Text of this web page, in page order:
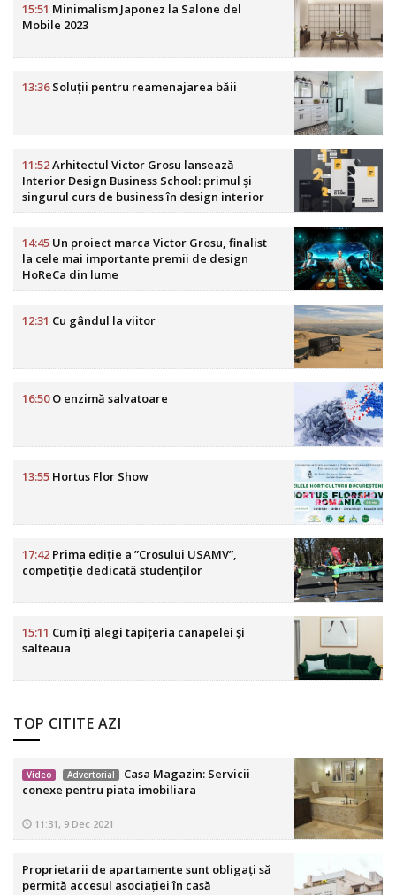
15:51 Minimalism Japonez la Salone del
Mobile 2023
13:36Soluții pentru reamenajarea băii
11:52Arhitectul Victor Grosu lansează
Interior Design Business School: primul și
singurul curs de business în design interior
din România
14:45 Un proiect marca Victor Grosu, finalist
la cele mai importante premii de design
HoReCa din lume
12:31 Cu gândul la viitor
16:50O enzimă salvatoare
13:55 Hortus Flor Show
17:42 Prima ediție a ”Crosului USAMV”,
competiție dedicată studenților
15:11 Cum îți alegi tapițeria canapelei și
salteaua
TOP CITITE AZI
Video Advertorial
Casa Magazin: Servicii
conexe pentru piata imobiliara
11:31, 9 Dec 2021
Proprietarii de apartamente sunt obligaţi să
permită accesul asociaţiei în casă